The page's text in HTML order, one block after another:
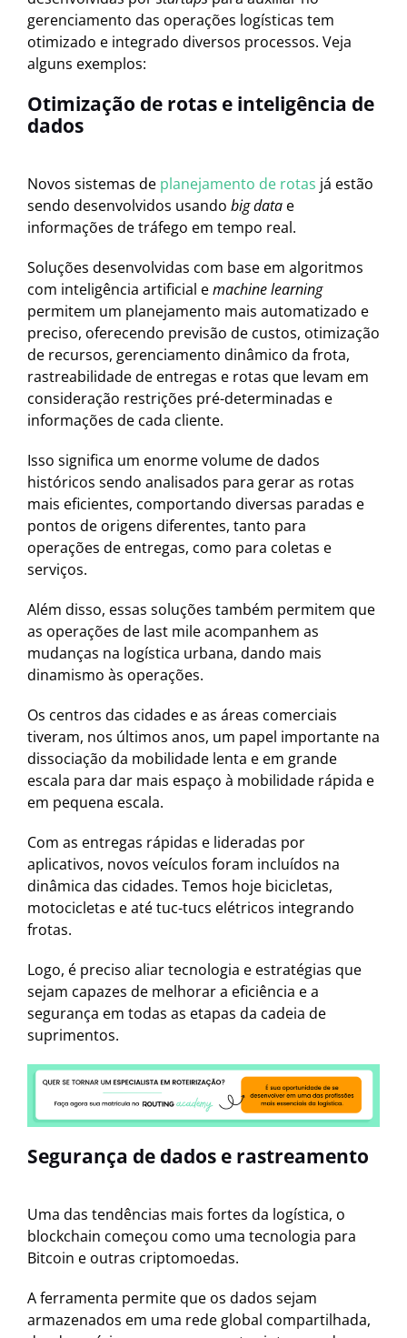
gerenciamento das operações logísticas tem
otimizado e integrado diversos processos. Veja
alguns exemplos:
Otimização de rotas e inteligência de
dados
Novos sistemas de planejamento de rotas já estão
sendo desenvolvidos usando big data e
informações de tráfego em tempo real.
Soluções desenvolvidas com base em algoritmos
com inteligência artificial emachine learning
permitem um planejamento mais automatizado e
preciso, oferecendo previsão de custos, otimização
de recursos, gerenciamento dinâmico da frota,
rastreabilidade de entregas e rotas que levam em
consideração restrições pré-determinadas e
informações de cada cliente.
Isso significa um enorme volume de dados
históricos sendo analisados para gerar as rotas
mais eficientes, comportando diversas paradas e
pontos de origens diferentes, tanto para
operações de entregas, como para coletas e
serviços.
Além disso, essas soluções também permitem que
as operações de last mile acompanhem as
mudanças na logística urbana, dando mais
dinamismo às operações.
Os centros das cidades e as áreas comerciais
tiveram, nos últimos anos, um papel importante na
dissociação da mobilidade lenta e em grande
escala para dar mais espaço à mobilidade rápida e
em pequena escala.
Com as entregas rápidas e lideradas por
aplicativos, novos veículos foram incluídos na
dinâmica das cidades. Temos hoje bicicletas,
motocicletas e até tuc-tucs elétricos integrando
frotas.
Logo, é preciso aliar tecnologia e estratégias que
sejam capazes de melhorar a eficiência e a
segurança em todas as etapas da cadeia de
suprimentos.
Segurança de dados e rastreamento
Uma das tendências mais fortes da logística, o
blockchain começou como uma tecnologia para
Bitcoin e outras criptomoedas.
A ferramenta permite que os dados sejam
armazenados em uma rede global compartilhada,